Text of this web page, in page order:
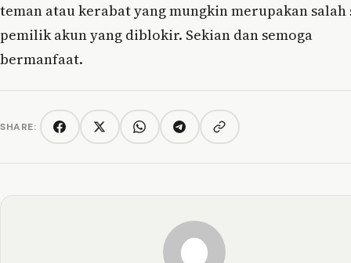
teman atau kerabat yang mungkin merupakan salah
pemilik akun yang diblokir. Sekian dan semoga
bermanfaat.
SHARE: FacebookTwitter/XWhatsAppTelegramCopy link